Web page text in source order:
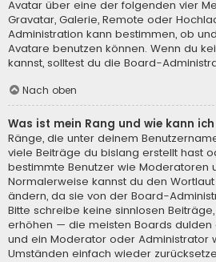
Avatar über eine der folgenden vier
Gravatar, Galerie, Remote oder
Administration kann bestimmen, ob
Avatare benutzen können. Wenn du
kannst, solltest du die Board-
Nach oben
Was ist mein Rang und wie kann
Ränge, die unter deinem
viele Beiträge du bislang erstellt hast
bestimmte Benutzer wie Moderatoren
Normalerweise kannst du den
ändern, da sie von der Board-
Bitte schreibe keine sinnlosen
erhöhen — die meisten Boards dulden
und ein Moderator oder Administrator
Umständen einfach wieder